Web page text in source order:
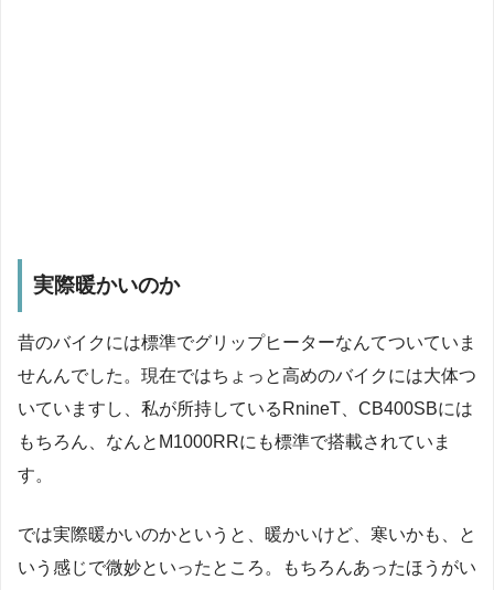
実際暖かいのか
昔のバイクには標準でグリップヒーターなんてついていま
せんんでした。現在ではちょっと高めのバイクには大体つ
いていますし、私が所持しているRnineT、CB400SBには
もちろん、なんとM1000RRにも標準で搭載されていま
す。
では実際暖かいのかというと、暖かいけど、寒いかも、と
いう感じで微妙といったところ。もちろんあったほうがい